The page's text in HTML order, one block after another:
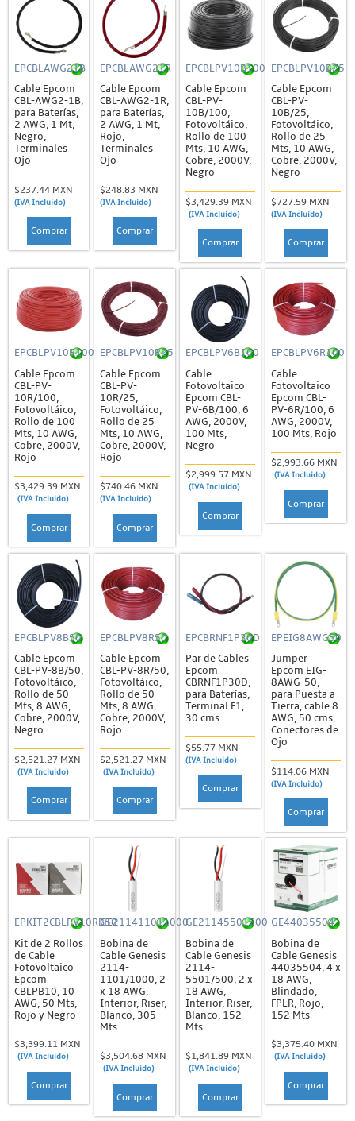
EPCBLAWG21B
Cable Epcom
CBL-AWG2-1B,
para Baterías,
2 AWG, 1 Mt,
Negro,
Terminales
Ojo
$237.44 MXN
(IVA Incluido)
Comprar
EPCBLAWG21R
Cable Epcom
CBL-AWG2-1R,
para Baterías,
2 AWG, 1 Mt,
Rojo,
Terminales
Ojo
$248.83 MXN
(IVA Incluido)
Comprar
EPCBLPV10B100
Cable Epcom
CBL-PV-
10B/100,
Fotovoltáico,
Rollo de 100
Mts, 10 AWG,
Cobre, 2000V,
Negro
$3,429.39 MXN
(IVA Incluido)
Comprar
EPCBLPV10B25
Cable Epcom
CBL-PV-
10B/25,
Fotovoltáico,
Rollo de 25
Mts, 10 AWG,
Cobre, 2000V,
Negro
$727.59 MXN
(IVA Incluido)
Comprar
EPCBLPV10R100
Cable Epcom
CBL-PV-
10R/100,
Fotovoltáico,
Rollo de 100
Mts, 10 AWG,
Cobre, 2000V,
Rojo
$3,429.39 MXN
(IVA Incluido)
Comprar
EPCBLPV10R25
Cable Epcom
CBL-PV-
10R/25,
Fotovoltáico,
Rollo de 25
Mts, 10 AWG,
Cobre, 2000V,
Rojo
$740.46 MXN
(IVA Incluido)
Comprar
EPCBLPV6B100
Cable
Fotovoltaico
Epcom CBL-
PV-6B/100, 6
AWG, 2000V,
100 Mts,
Negro
$2,999.57 MXN
(IVA Incluido)
Comprar
EPCBLPV6R100
Cable
Fotovoltaico
Epcom CBL-
PV-6R/100, 6
AWG, 2000V,
100 Mts, Rojo
$2,993.66 MXN
(IVA Incluido)
Comprar
EPCBLPV8B50
Cable Epcom
CBL-PV-8B/50,
Fotovoltáico,
Rollo de 50
Mts, 8 AWG,
Cobre, 2000V,
Negro
$2,521.27 MXN
(IVA Incluido)
Comprar
EPCBLPV8R50
Cable Epcom
CBL-PV-8R/50,
Fotovoltáico,
Rollo de 50
Mts, 8 AWG,
Cobre, 2000V,
Rojo
$2,521.27 MXN
(IVA Incluido)
Comprar
EPCBRNF1P30D
Par de Cables
Epcom
CBRNF1P30D,
para Baterías,
Terminal F1,
30 cms
$55.77 MXN
(IVA Incluido)
Comprar
EPEIG8AWG50
Jumper
Epcom EIG-
8AWG-50,
para Puesta a
Tierra, cable 8
AWG, 50 cms,
Conectores de
Ojo
$114.06 MXN
(IVA Incluido)
Comprar
EPKIT2CBLPV10RB50
Kit de 2 Rollos
de Cable
Fotovoltaico
Epcom
CBLPB10, 10
AWG, 50 Mts,
Rojo y Negro
$3,399.11 MXN
(IVA Incluido)
Comprar
GE211411011000
Bobina de
Cable Genesis
2114-
1101/1000, 2
x 18 AWG,
Interior, Riser,
Blanco, 305
Mts
$3,504.68 MXN
(IVA Incluido)
Comprar
GE21145501500
Bobina de
Cable Genesis
2114-
5501/500, 2 x
18 AWG,
Interior, Riser,
Blanco, 152
Mts
$1,841.89 MXN
(IVA Incluido)
Comprar
GE44035504
Bobina de
Cable Genesis
44035504, 4 x
18 AWG,
Blindado,
FPLR, Rojo,
152 Mts
$3,375.40 MXN
(IVA Incluido)
Comprar